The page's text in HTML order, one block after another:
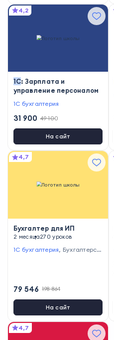
4,2
1С: Зарплата и
управление персоналом
1С бухгалтерия
31 900 49 100
На сайт
4,7
Бухгалтер для ИП
2 месяца270 уроков
1С бухгалтерия, Бухгалтерск
79 546 198 864
На сайт
4,7